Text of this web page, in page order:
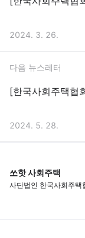
2024. 3. 26.
다음 뉴스레터
[한국사회주택협
2024. 5. 28.
쏘핫 사회주택
사단법인 한국사회주택